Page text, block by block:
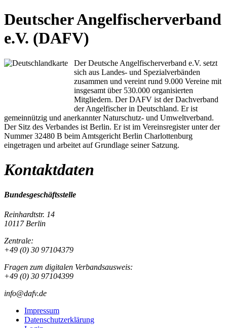
Deutscher Angelfischerverband
e.V. (DAFV)
Der Deutsche Angelfischerverband e.V. setzt
sich aus Landes- und Spezialverbänden
zusammen und vereint rund 9.000 Vereine mit
insgesamt über 530.000 organisierten
Mitgliedern. Der DAFV ist der Dachverband
der Angelfischer in Deutschland. Er ist
gemeinnützig und anerkannter Naturschutz- und Umweltverband.
Der Sitz des Verbandes ist Berlin. Er ist im Vereinsregister unter der
Nummer 32480 B beim Amtsgericht Berlin Charlottenburg
eingetragen und arbeitet auf Grundlage seiner Satzung.
Kontaktdaten
Bundesgeschäftsstelle
Reinhardtstr. 14
10117 Berlin
Zentrale:
+49 (0) 30 97104379
Fragen zum digitalen Verbandsausweis:
+49 (0) 30 97104399
info@dafv.de
Impressum
Datenschutzerklärung